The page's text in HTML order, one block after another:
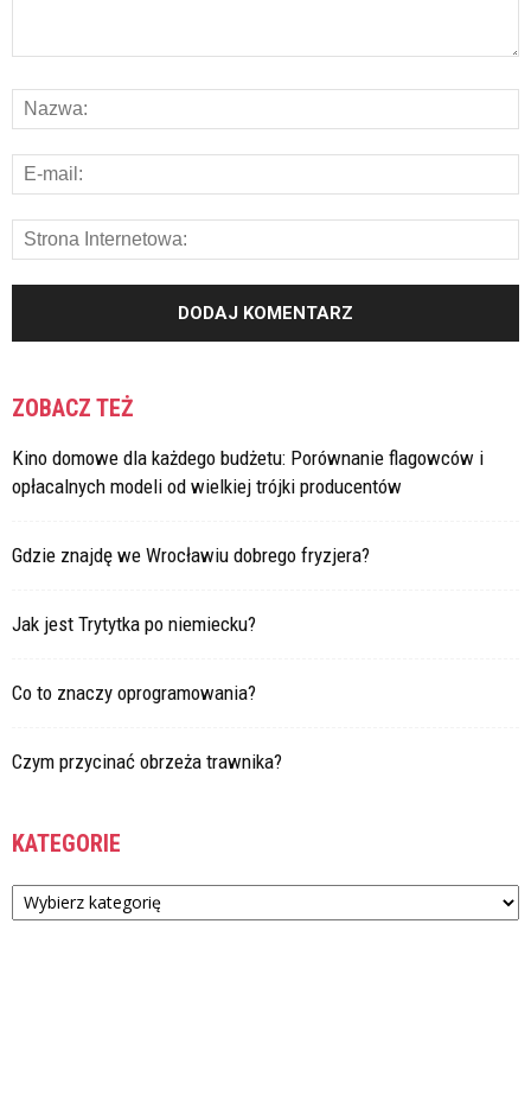
ZOBACZ TEŻ
Kino domowe dla każdego budżetu: Porównanie flagowców i
opłacalnych modeli od wielkiej trójki producentów
Gdzie znajdę we Wrocławiu dobrego fryzjera?
Jak jest Trytytka po niemiecku?
Co to znaczy oprogramowania?
Czym przycinać obrzeża trawnika?
KATEGORIE
Kategorie